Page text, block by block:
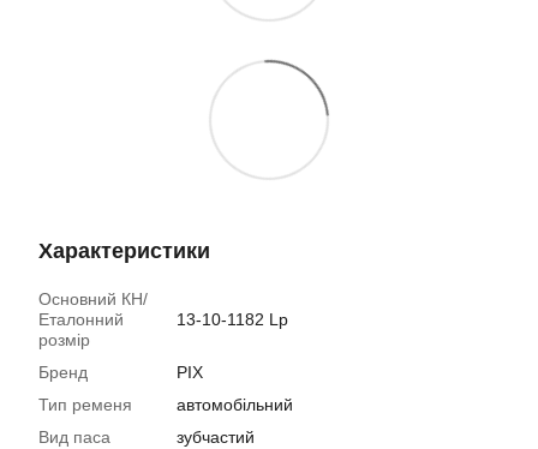
Характеристики
Основний КН/
Еталонний
розмір
13-10-1182 Lp
Бренд
PIX
Тип ременя
автомобільний
Вид паса
зубчастий